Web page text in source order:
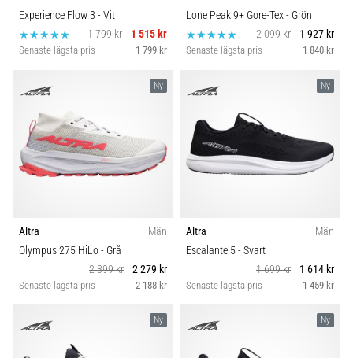
Experience Flow 3 - Vit
1 799 kr
1 515 kr
Senaste lägsta pris 1 799 kr
Lone Peak 9+ Gore-Tex- Grön
2 099 kr
1 927 kr
Senaste lägsta pris 1 840 kr
Ny
Altra
Män
Olympus 275 HiLo- Grå
2 399 kr
2 279 kr
Senaste lägsta pris 2 188 kr
Ny
Altra
Män
Escalante 5- Svart
1 699 kr
1 614 kr
Senaste lägsta pris 1 459 kr
Ny Ny